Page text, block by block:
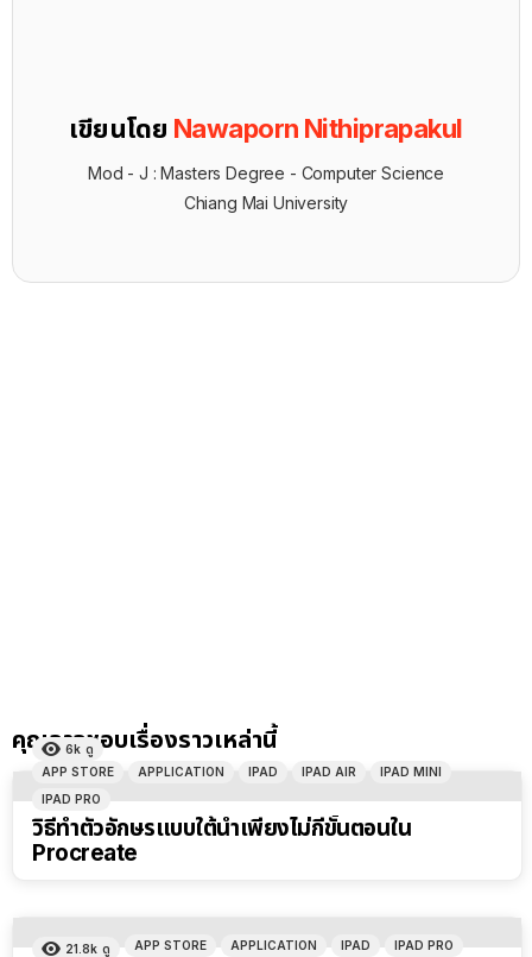
เขียนโดย Nawaporn Nithiprapakul
Mod - J : Masters Degree - Computer Science
Chiang Mai University
คุณอาจชอบเรื่องราวเหล่านี้
6k ดู
APP STORE
APPLICATION IPAD IPAD AIR
IPAD MINI
IPAD PRO
วิธีทำตัวอักษรแบบใต้น้ำเพียงไม่กี่ขั้นตอนใน
Procreate
21.8k ดู APP STORE APPLICATION IPAD IPAD PRO